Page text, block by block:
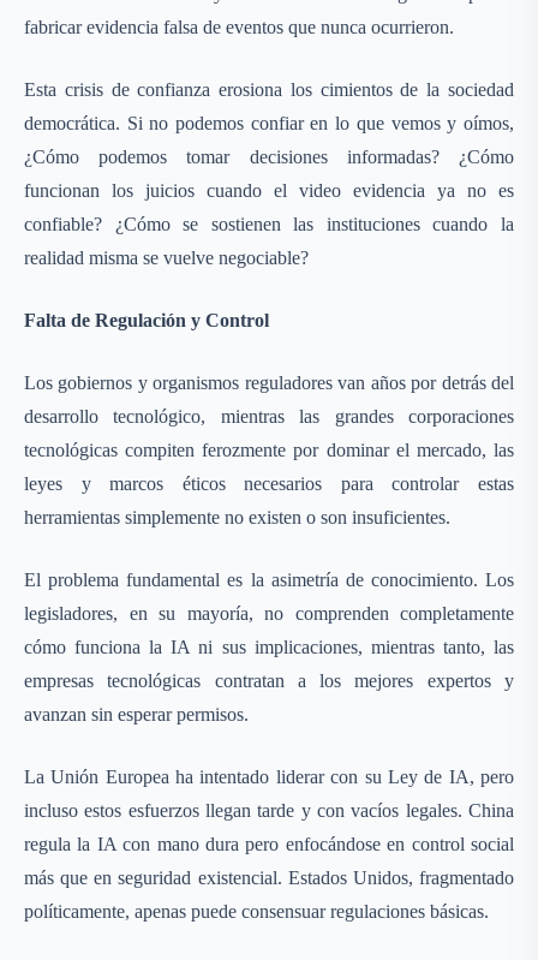
fabricar evidencia falsa de eventos que nunca ocurrieron.
Esta crisis de confianza erosiona los cimientos de la sociedad
democrática. Si no podemos confiar en lo que vemos y oímos,
¿Cómo podemos tomar decisiones informadas? ¿Cómo
funcionan los juicios cuando el video evidencia ya no es
confiable? ¿Cómo se sostienen las instituciones cuando la
realidad misma se vuelve negociable?
Falta de Regulación y Control
Los gobiernos y organismos reguladores van años por detrás del
desarrollo tecnológico, mientras las grandes corporaciones
tecnológicas compiten ferozmente por dominar el mercado, las
leyes y marcos éticos necesarios para controlar estas
herramientas simplemente no existen o son insuficientes.
El problema fundamental es la asimetría de conocimiento. Los
legisladores, en su mayoría, no comprenden completamente
cómo funciona la IA ni sus implicaciones, mientras tanto, las
empresas tecnológicas contratan a los mejores expertos y
avanzan sin esperar permisos.
La Unión Europea ha intentado liderar con su Ley de IA, pero
incluso estos esfuerzos llegan tarde y con vacíos legales. China
regula la IA con mano dura pero enfocándose en control social
más que en seguridad existencial. Estados Unidos, fragmentado
políticamente, apenas puede consensuar regulaciones básicas.